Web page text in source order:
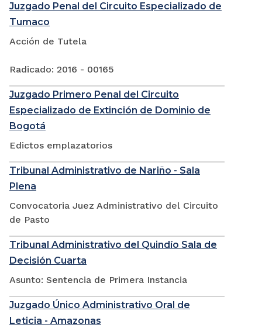
Juzgado Penal del Circuito Especializado de
Tumaco
Acción de Tutela
Radicado: 2016 - 00165
Juzgado Primero Penal del Circuito
Especializado de Extinción de Dominio de
Bogotá
Edictos emplazatorios
Tribunal Administrativo de Nariño - Sala
Plena
Convocatoria Juez Administrativo del Circuito
de Pasto
Tribunal Administrativo del Quindío Sala de
Decisión Cuarta
Asunto: Sentencia de Primera Instancia
Juzgado Único Administrativo Oral de
Leticia - Amazonas